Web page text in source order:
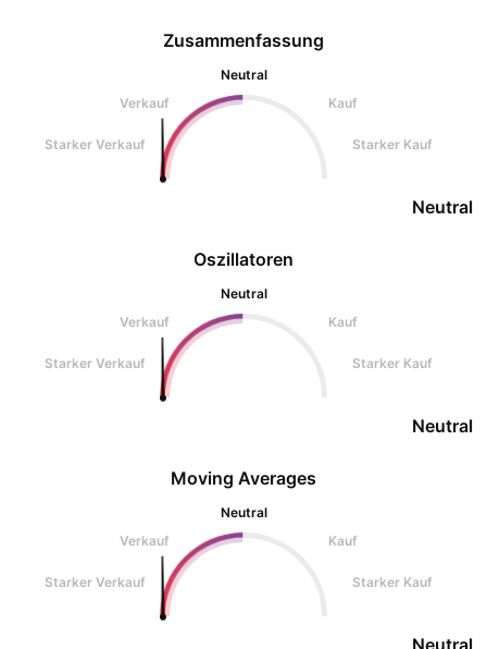
Oszillatoren
Neutral
Verkauf
Kauf
Starker Verkauf Starker Kauf
Neutral
Zusammenfassung
Neutral
Verkauf
Kauf
Starker Verkauf Starker Kauf
Neutral
Moving Averages
Neutral
Verkauf
Kauf
Starker Verkauf Starker Kauf
Neutral